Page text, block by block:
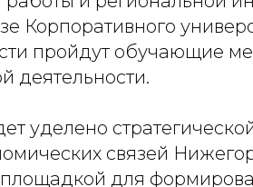
Корпоративного
пройдут обучающие
деятельности.
уделено
связей
площадкой для